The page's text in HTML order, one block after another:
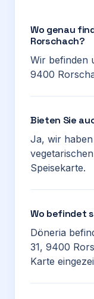
Wo genau
Rorschach?
Wir befinden
9400
Bieten Sie
Ja, wir
Speisekarte.
Wo befindet
Döneria
31, 9400
Karte